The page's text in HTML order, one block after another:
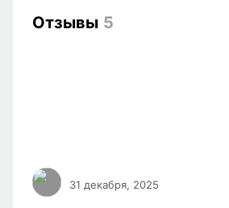
Отзывы 5
31 декабря, 2025